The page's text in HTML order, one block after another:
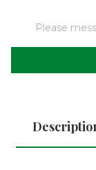
Please